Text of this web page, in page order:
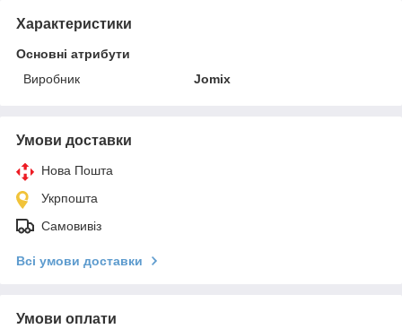
Характеристики
Основні атрибути
Виробник
Jomix
Умови доставки
Нова Пошта
Укрпошта
Самовивіз
Всі умови доставки
Умови оплати